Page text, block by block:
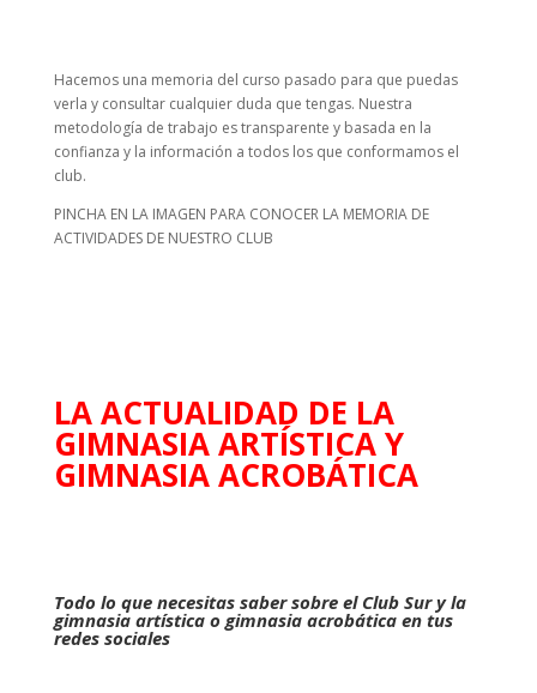
Hacemos una memoria del curso pasado para que puedas
verla y consultar cualquier duda que tengas. Nuestra
metodología de trabajo es transparente y basada en la
confianza y la información a todos los que conformamos el
club.
PINCHA EN LA IMAGEN PARA CONOCER LA MEMORIA DE
ACTIVIDADES DE NUESTRO CLUB
LA ACTUALIDAD DE LA
GIMNASIA ARTÍSTICA Y
GIMNASIA ACROBÁTICA
Todo lo que necesitas saber sobre el Club Sur y la
gimnasia artística o gimnasia acrobática en tus
redes sociales